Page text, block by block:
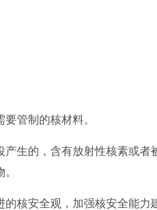
管制的核材料。
的，含有放射性核素或者
安全观，加强核安全能力建